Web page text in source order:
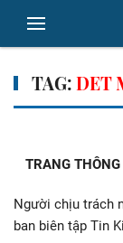
TAG:DET
TRANG
Người chịu trách
ban biên tập Tin